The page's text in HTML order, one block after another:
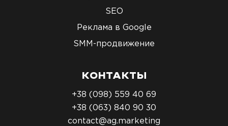
SEO
Реклама в Google
SMM-продвижение
КОНТАКТЫ
+38 (098) 559 40 69
+38 (063) 840 90 30
contact@ag.marketing